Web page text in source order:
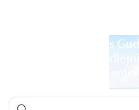
Sommerhus